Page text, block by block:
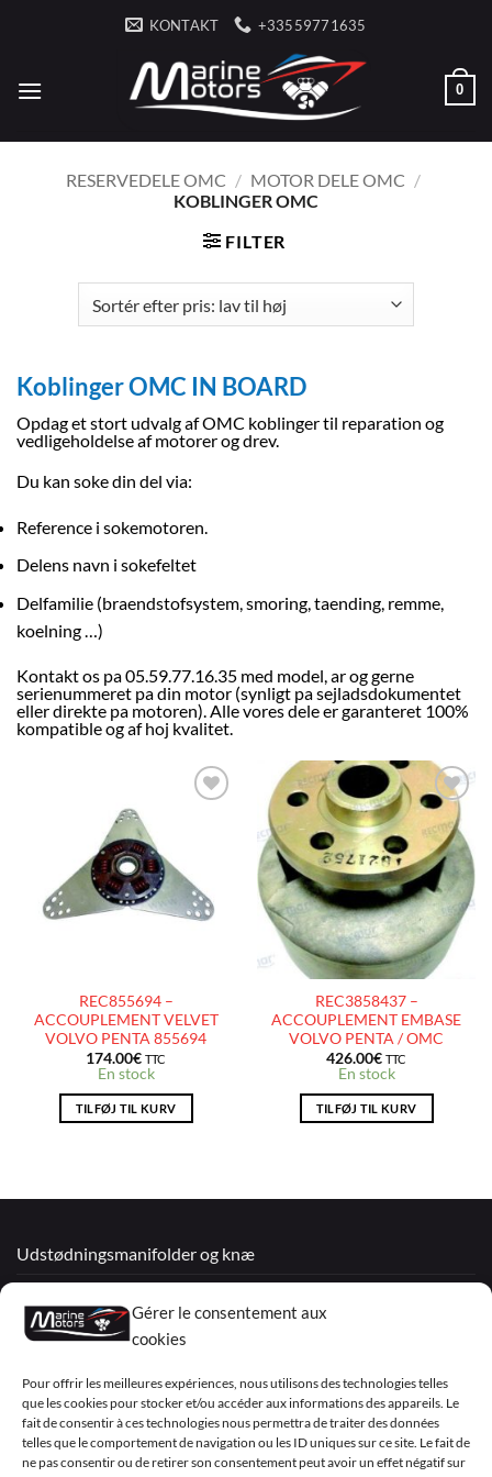
Gérer le consentement aux
cookies
Pour offrir les meilleures expériences, nous utilisons des technologies telles
que les cookies pour stocker et/ou accéder aux informations des appareils. Le
fait de consentir à ces technologies nous permettra de traiter des données
telles que le comportement de navigation ou les ID uniques sur ce site. Le fait de
ne pas consentir ou de retirer son consentement peut avoir un effet négatif sur
KONTAKT +33559771635
0
RESERVEDELE OMC / MOTOR DELE OMC /
KOBLINGER OMC
FILTER
Koblinger OMC IN BOARD
Opdag et stort udvalg af OMC koblinger til reparation og
vedligeholdelse af motorer og drev.
Du kan soke din del via:
Reference i sokemotoren.
Delens navn i sokefeltet
Delfamilie (braendstofsystem, smoring, taending, remme,
koelning …)
Kontakt os pa 05.59.77.16.35 med model, ar og gerne
serienummeret pa din motor (synligt pa sejladsdokumentet
eller direkte pa motoren). Alle vores dele er garanteret 100%
kompatible og af hoj kvalitet.
LISTE
D’ENVIES
REC855694 –
ACCOUPLEMENT VELVET
VOLVO PENTA 855694
174.00€ TTC
En stock
TILFØJ TIL KURV
AJOUTER
À LA
LISTE
D’ENVIES
REC3858437 –
ACCOUPLEMENT EMBASE
VOLVO PENTA / OMC
426.00€ TTC
En stock
TILFØJ TIL KURV
Udstødningsmanifolder og knæ
Mercruiser
VOLVO PENTA / OMC
My Account